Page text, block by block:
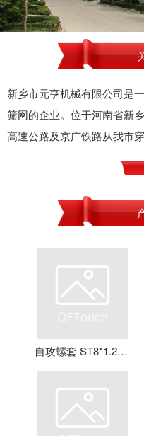
新乡市元亨机械有限公司是
筛网的企业。位于河南省新
高速公路及京广铁路从我市穿
自攻螺套 ST8*1.25*16 钢丝螺套 牙套 护套 元亨机械